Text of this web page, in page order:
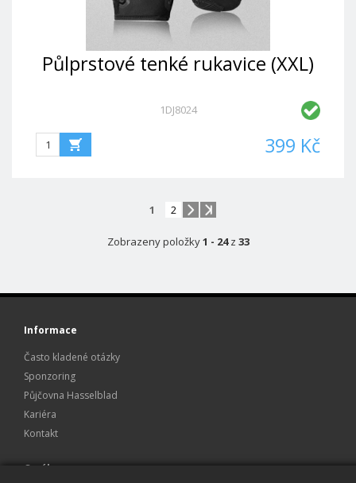
Půlprstové tenké rukavice (XXL)
1DJ8024
399 Kč
1 2
Zobrazeny položky1 - 24z 33
Informace
Často kladené otázky
Sponzoring
Půjčovna Hasselblad
Kariéra
Kontakt
O nákupu